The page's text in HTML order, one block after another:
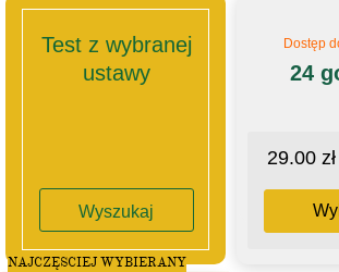
Test z wybranej
ustawy
Wyszukaj
Dostęp
24
29.00 zł
NAJCZĘSCIEJ WYBIERANY